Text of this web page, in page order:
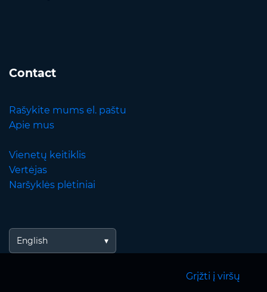
Contact
Rašykite mums el. paštu
Apie mus
Vienetų keitiklis
Vertėjas
Naršyklės plėtiniai
English
Grįžti į viršų